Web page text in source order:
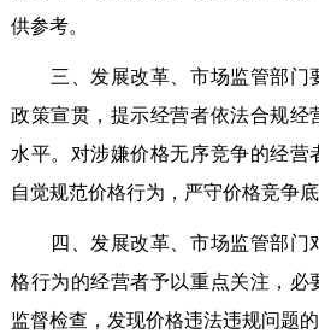
供参考。
三、发展改革、市场监管部门
政策宣贯，提示经营者依法合规经
水平。对涉嫌价格无序竞争的经营
自觉规范价格行为，严守价格竞争底
四、发展改革、市场监管部门
格行为的经营者予以重点关注，必
监督检查，发现价格违法违规问题